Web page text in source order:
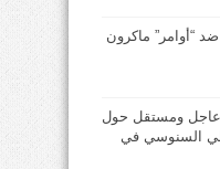
“أوامر” ماكرون
عاجل ومستقل حول
السنوسي في